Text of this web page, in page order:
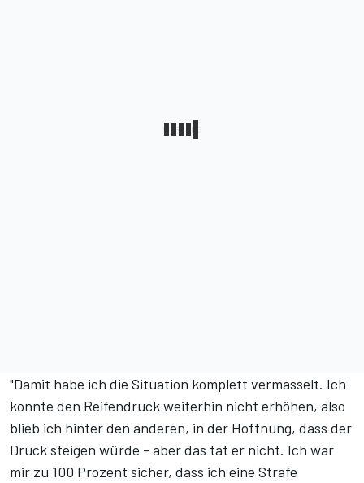
"Damit habe ich die Situation komplett vermasselt. Ich
konnte den Reifendruck weiterhin nicht erhöhen, also
blieb ich hinter den anderen, in der Hoffnung, dass der
Druck steigen würde - aber das tat er nicht. Ich war
mir zu 100 Prozent sicher, dass ich eine Strafe